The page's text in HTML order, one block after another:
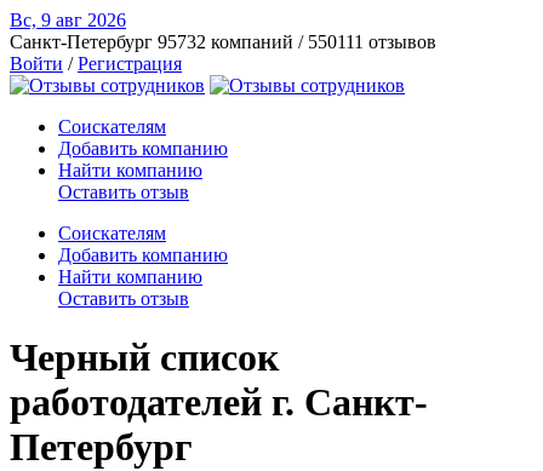
Вс, 9 авг 2026
Санкт-Петербург 95732 компаний / 550111 отзывов
Войти /Регистрация
Соискателям
Добавить компанию
Найти компанию
Оставить отзыв
Соискателям
Добавить компанию
Найти компанию
Оставить отзыв
Черный список
работодателей г. Санкт-
Петербург